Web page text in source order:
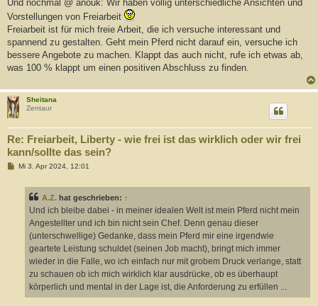
r
g
Und nochmal @ anouk: Wir haben völlig unterschiedliche Ansichten und
Vorstellungen von Freiarbeit
Freiarbeit ist für mich freie Arbeit, die ich versuche interessant und
spannend zu gestalten. Geht mein Pferd nicht darauf ein, versuche ich
bessere Angebote zu machen. Klappt das auch nicht, rufe ich etwas ab,
was 100 % klappt um einen positiven Abschluss zu finden.
Sheitana
Zentaur
Re: Freiarbeit, Liberty - wie frei ist das wirklich oder wir frei
kann/sollte das sein?
BMi 3. Apr 2024, 12:01
A.Z. hat geschrieben: ↑
Und ich bleibe dabei - in meiner idealen Welt ist mein Pferd nicht mein
Angestellter und ich bin nicht sein Chef. Denn genau dieser
(unterschwellige) Gedanke, dass mein Pferd mir eine irgendwie
geartete Leistung schuldet (seinen Job macht), bringt mich immer
wieder in die Falle, wo ich einfach nur mit grobem Druck verlange, statt
zu schauen ob ich mich wirklich klar ausdrücke, ob es überhaupt
körperlich und mental in der Lage ist, die Anforderung zu erfüllen ...